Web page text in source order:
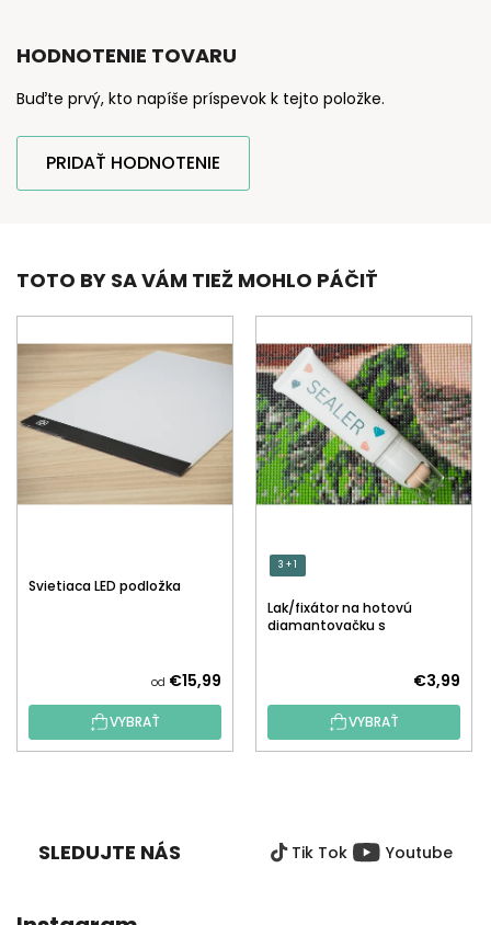
HODNOTENIE TOVARU
Buďte prvý, kto napíše príspevok k tejto položke.
PRIDAŤ HODNOTENIE
TOTO BY SA VÁM TIEŽ MOHLO PÁČIŤ
Svietiaca LED podložka
od €15,99
VYBRAŤ
3 + 1
Lak/fixátor na hotovú
diamantovačku s
€3,99
VYBRAŤ
SLEDUJTE NÁS Tik Tok Youtube